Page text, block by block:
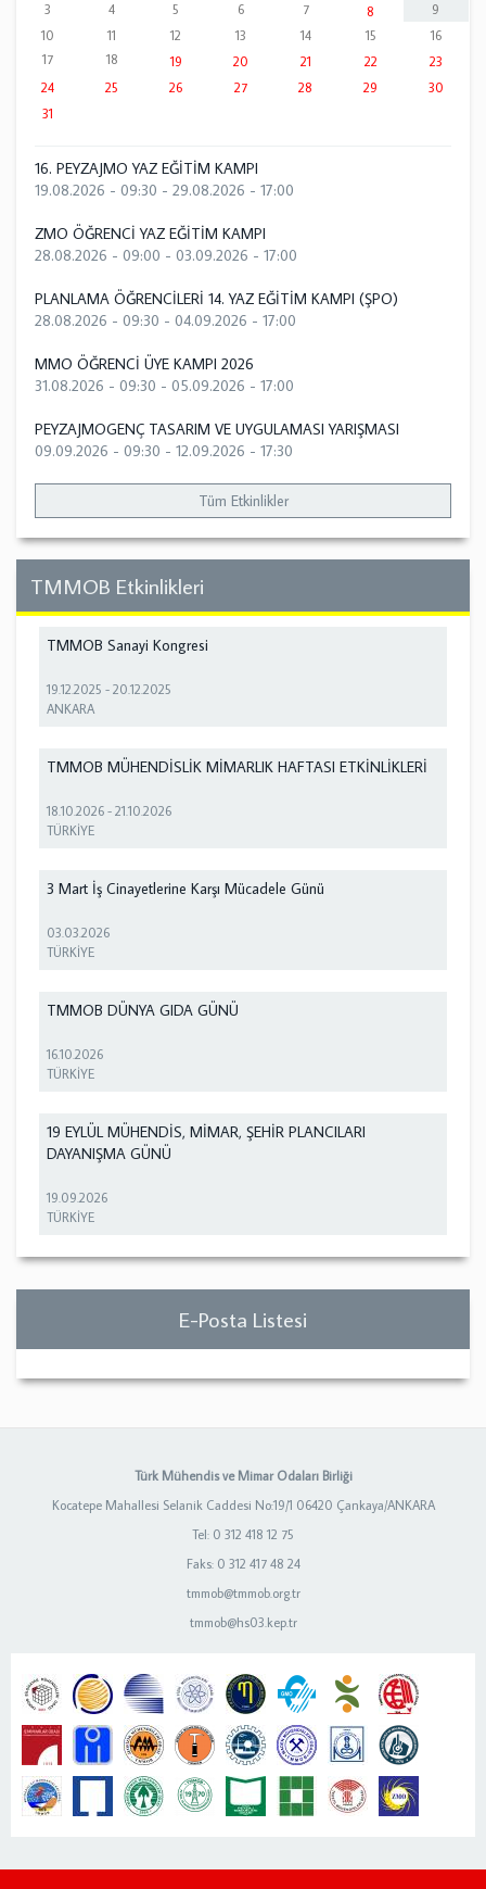
3
4 5 6 7 8
9
10
11 12 13 14 15
16
17
18 19 20 21 22
23
24
25 26 27 28 29
30
31
16. PEYZAJMO YAZ EĞİTİM KAMPI
19.08.2026 - 09:30 - 29.08.2026 - 17:00
ZMO ÖĞRENCİ YAZ EĞİTİM KAMPI
28.08.2026 - 09:00 - 03.09.2026 - 17:00
PLANLAMA ÖĞRENCİLERİ 14. YAZ EĞİTİM KAMPI (ŞPO)
28.08.2026 - 09:30 - 04.09.2026 - 17:00
MMO ÖĞRENCİ ÜYE KAMPI 2026
31.08.2026 - 09:30 - 05.09.2026 - 17:00
PEYZAJMOGENÇ TASARIM VE UYGULAMASI YARIŞMASI
09.09.2026 - 09:30 - 12.09.2026 - 17:30
Tüm Etkinlikler
TMMOB Etkinlikleri
TMMOB Sanayi Kongresi
19.12.2025 -20.12.2025
ANKARA
TMMOB MÜHENDİSLİK MİMARLIK HAFTASI ETKİNLİKLERİ
18.10.2026 -21.10.2026
TÜRKİYE
3 Mart İş Cinayetlerine Karşı Mücadele Günü
03.03.2026
TÜRKİYE
TMMOB DÜNYA GIDA GÜNÜ
16.10.2026
TÜRKİYE
19 EYLÜL MÜHENDİS, MİMAR, ŞEHİR PLANCILARI
DAYANIŞMA GÜNÜ
19.09.2026
TÜRKİYE
E-Posta Listesi
Türk Mühendis ve Mimar Odaları Birliği
Kocatepe Mahallesi Selanik Caddesi No:19/1 06420 Çankaya/ANKARA
Tel: 0 312 418 12 75
Faks: 0 312 417 48 24
tmmob@tmmob.org.tr
tmmob@hs03.kep.tr